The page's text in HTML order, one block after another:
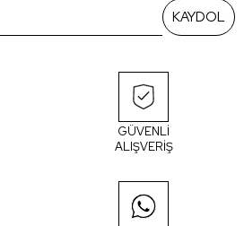
KAYDOL
GÜVENLİ
ALIŞVERİŞ